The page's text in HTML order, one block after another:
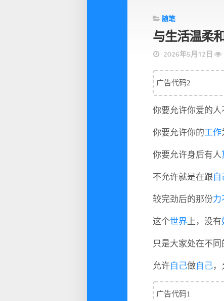
随笔
与生活温柔
2026年5月12日
广告代码2
你要允许你爱的人
你要允许你的工作
你要允许身后有人
不允许就是在跟自
较完劲后的那份力
这个世界上，没有
只是大家处在不同
允许自己做自己
广告代码1